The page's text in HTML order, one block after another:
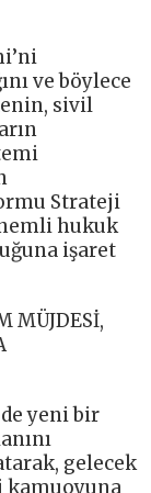
ve böylece
sivil
Strateji
hukuk
işaret
MÜJDESİ,
de yeni bir
gelecek